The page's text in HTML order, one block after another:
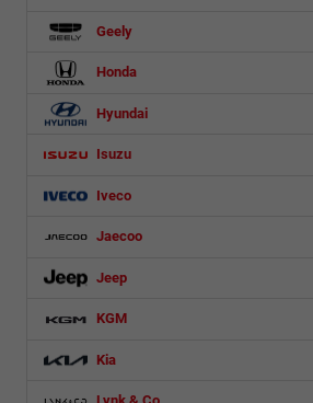
Geely
Honda
Hyundai
Isuzu
Iveco
Jaecoo
Jeep
KGM
Kia